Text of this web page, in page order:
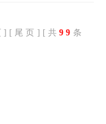
][ 尾页 ][共99 条